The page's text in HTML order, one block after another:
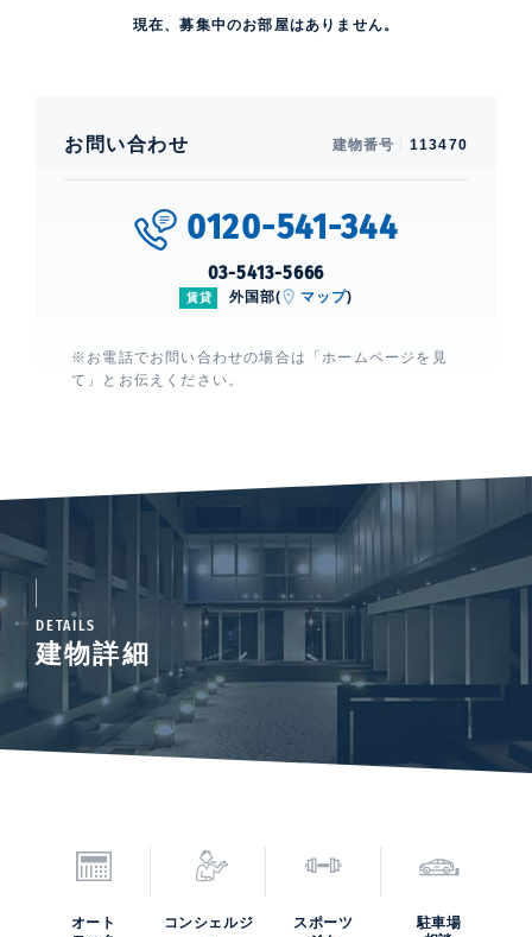
現在、募集中のお部屋はありません。
お問い合わせ 建物番号 113470
0120-541-344
03-5413-5666
賃貸 外国部( マップ)
※お電話でお問い合わせの場合は「ホームページを見
て」とお伝えください。
DETAILS
建物詳細
オート
コンシェルジ
スポーツ
駐車場